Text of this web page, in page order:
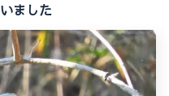
ました